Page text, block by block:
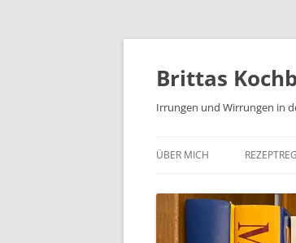
Brittas
Irrungen und Wirrungen in
ÜBER MICH